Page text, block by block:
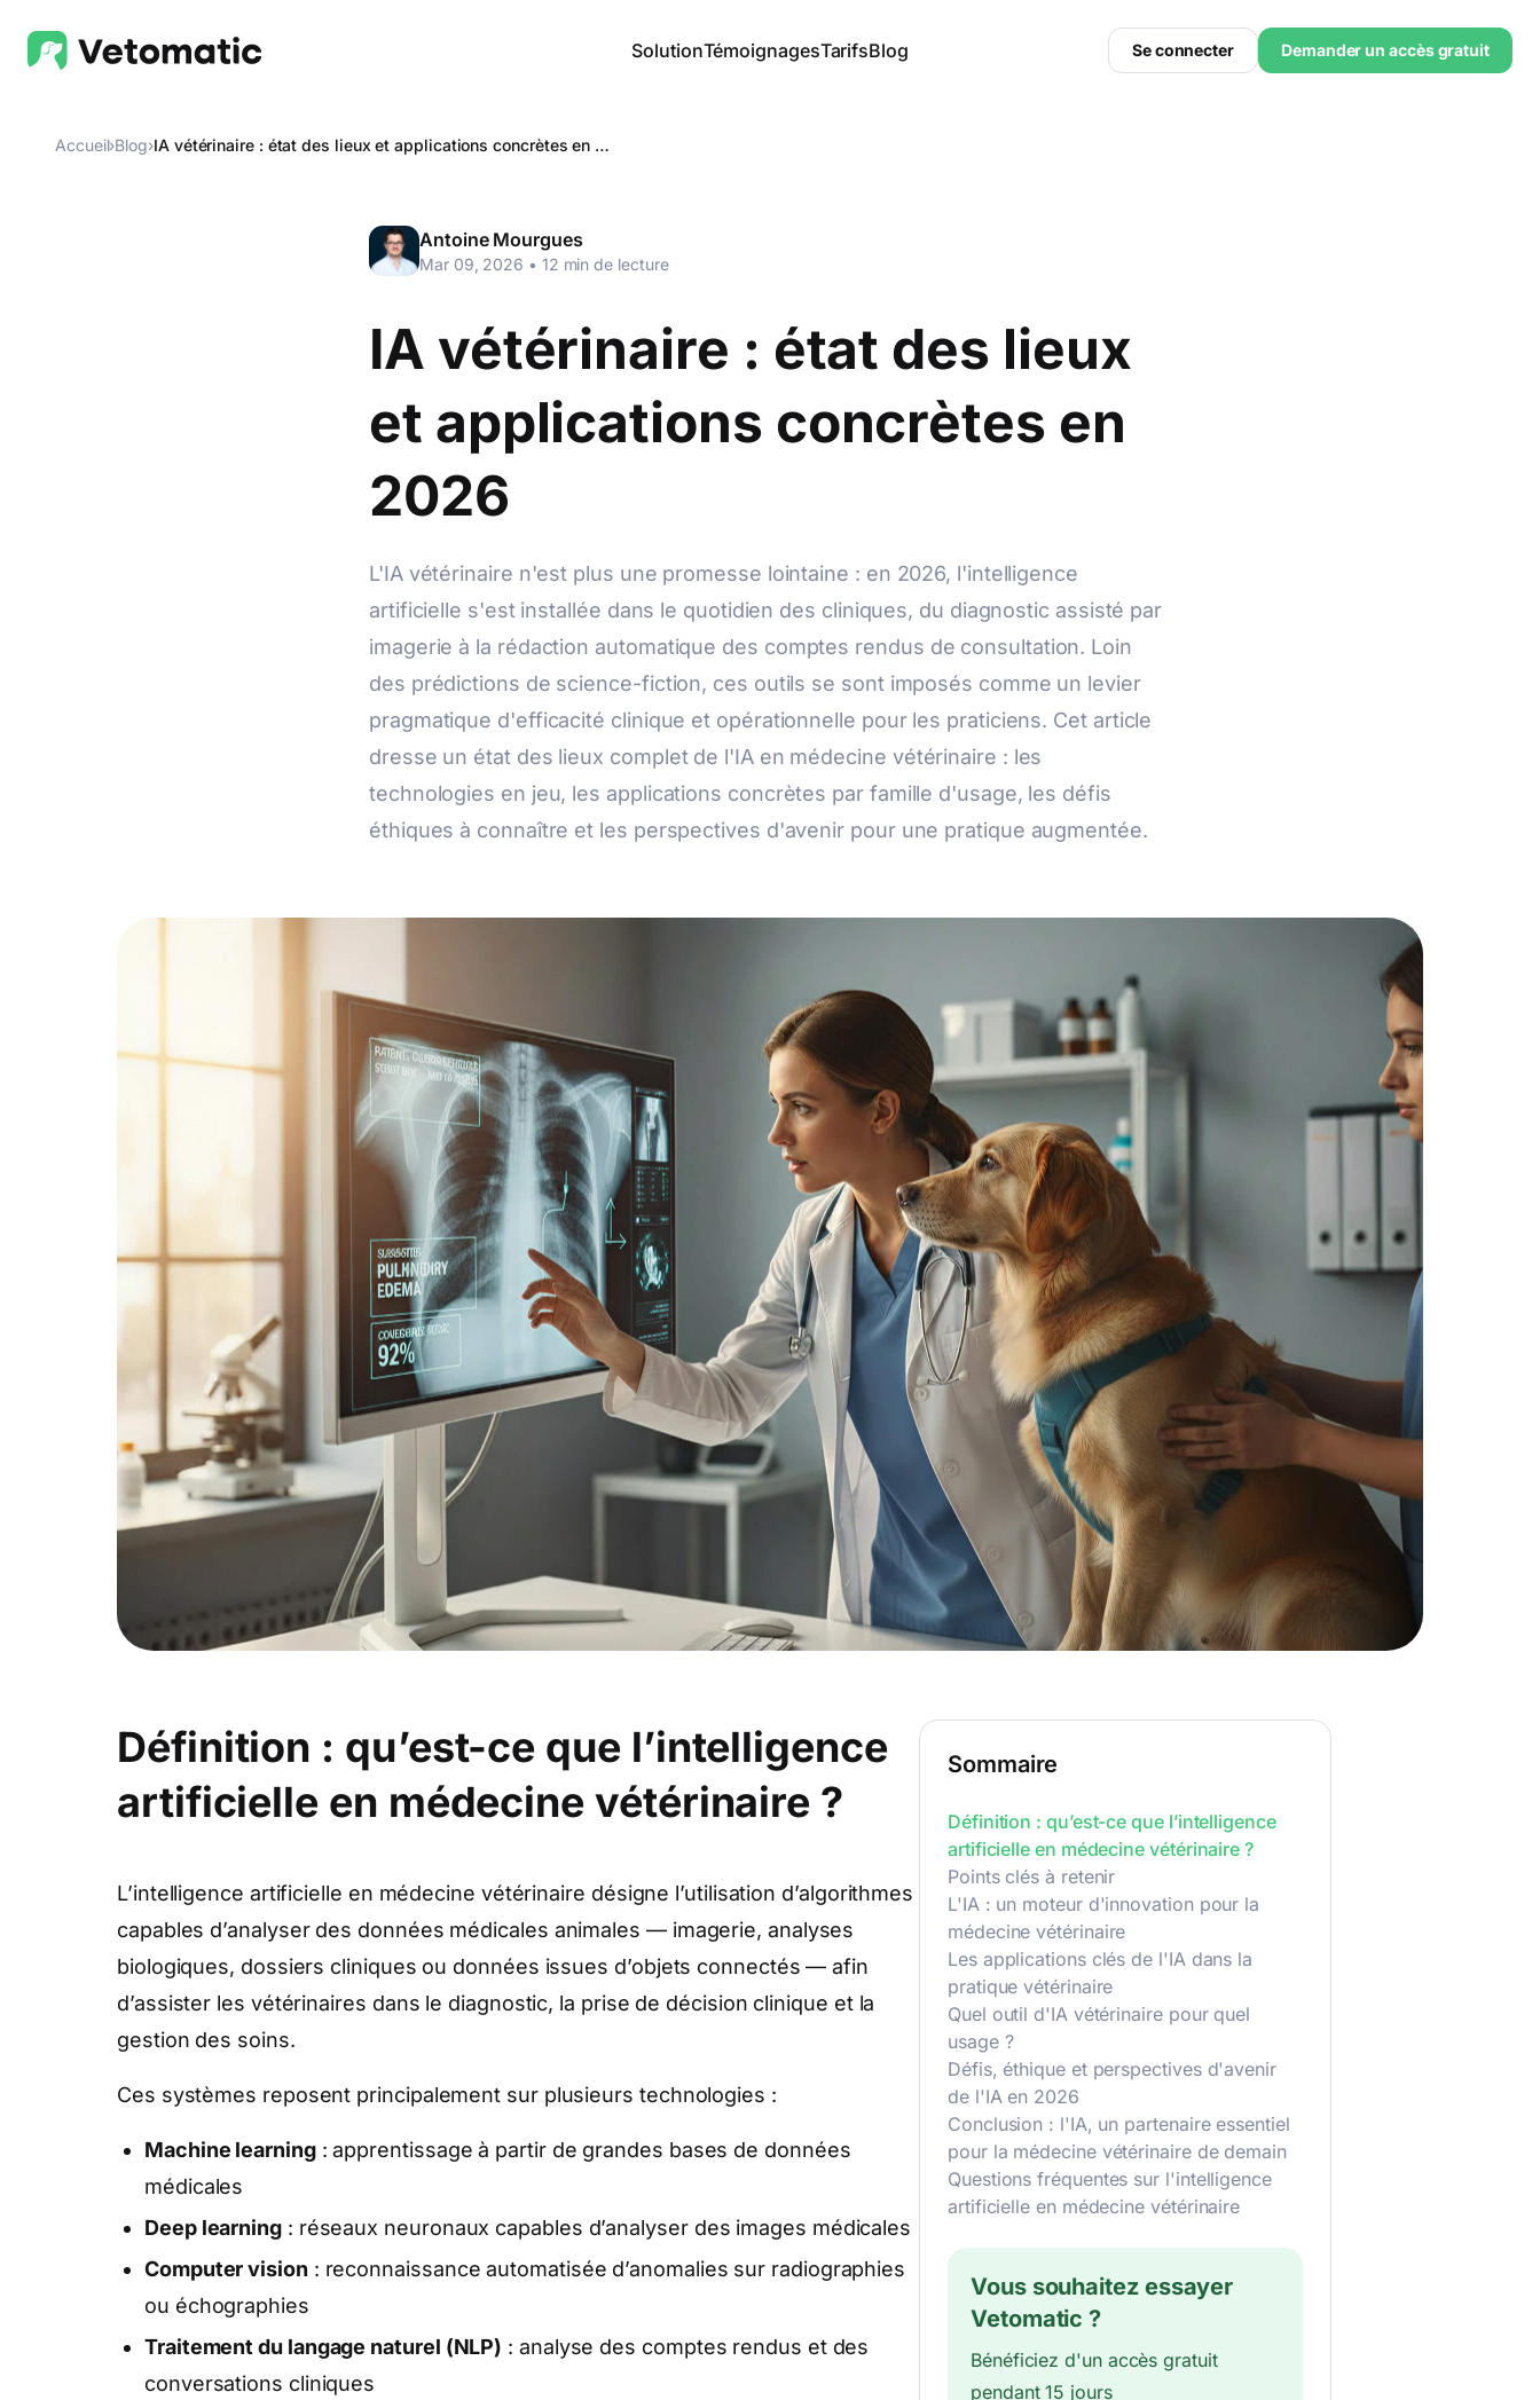
SolutionTémoignagesTarifsBlog Se connecter Demander un accès gratuit
Accueil›Blog› IA vétérinaire : état des lieux et applications concrètes en 2026
Antoine Mourgues
Mar 09, 2026 • 12 min de lecture
IA vétérinaire : état des lieux
et applications concrètes en
2026
L'IA vétérinaire n'est plus une promesse lointaine : en 2026, l'intelligence
artificielle s'est installée dans le quotidien des cliniques, du diagnostic assisté par
imagerie à la rédaction automatique des comptes rendus de consultation. Loin
des prédictions de science-fiction, ces outils se sont imposés comme un levier
pragmatique d'efficacité clinique et opérationnelle pour les praticiens. Cet article
dresse un état des lieux complet de l'IA en médecine vétérinaire : les
technologies en jeu, les applications concrètes par famille d'usage, les défis
éthiques à connaître et les perspectives d'avenir pour une pratique augmentée.
Définition : qu’est-ce que l’intelligence
artificielle en médecine vétérinaire ?
L’intelligence artificielle en médecine vétérinaire désigne l’utilisation d’algorithmes
capables d’analyser des données médicales animales — imagerie, analyses
biologiques, dossiers cliniques ou données issues d’objets connectés — afin
d’assister les vétérinaires dans le diagnostic, la prise de décision clinique et la
gestion des soins.
Ces systèmes reposent principalement sur plusieurs technologies :
Machine learning: apprentissage à partir de grandes bases de données
médicales
Deep learning: réseaux neuronaux capables d’analyser des images médicales
Computer vision : reconnaissance automatisée d’anomalies sur radiographies
ou échographies
Traitement du langage naturel (NLP) : analyse des comptes rendus et des
conversations cliniques
Sommaire
Définition : qu’est-ce que l’intelligence
artificielle en médecine vétérinaire ?
Points clés à retenir
L'IA : un moteur d'innovation pour la
médecine vétérinaire
Les applications clés de l'IA dans la
pratique vétérinaire
Quel outil d'IA vétérinaire pour quel
usage ?
Défis, éthique et perspectives d'avenir
de l'IA en 2026
Conclusion : l'IA, un partenaire essentiel
pour la médecine vétérinaire de demain
Questions fréquentes sur l'intelligence
artificielle en médecine vétérinaire
Vous souhaitez essayer
Vetomatic ?
Bénéficiez d'un accès gratuit
pendant 15 jours